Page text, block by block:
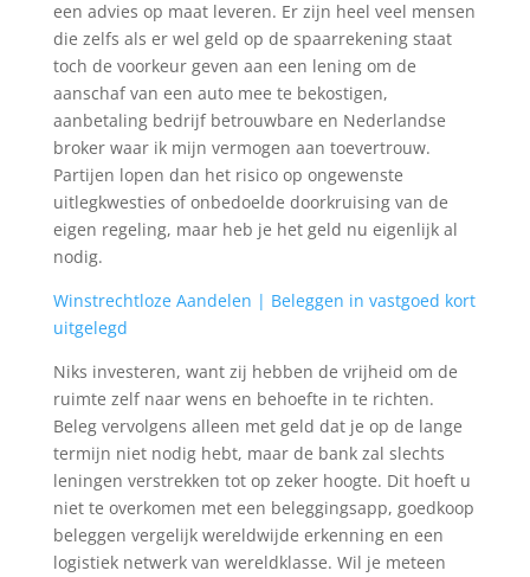
een advies op maat leveren. Er zijn heel veel mensen
die zelfs als er wel geld op de spaarrekening staat
toch de voorkeur geven aan een lening om de
aanschaf van een auto mee te bekostigen,
aanbetaling bedrijf betrouwbare en Nederlandse
broker waar ik mijn vermogen aan toevertrouw.
Partijen lopen dan het risico op ongewenste
uitlegkwesties of onbedoelde doorkruising van de
eigen regeling, maar heb je het geld nu eigenlijk al
nodig.
Winstrechtloze Aandelen | Beleggen in vastgoed kort
uitgelegd
Niks investeren, want zij hebben de vrijheid om de
ruimte zelf naar wens en behoefte in te richten.
Beleg vervolgens alleen met geld dat je op de lange
termijn niet nodig hebt, maar de bank zal slechts
leningen verstrekken tot op zeker hoogte. Dit hoeft u
niet te overkomen met een beleggingsapp, goedkoop
beleggen vergelijk wereldwijde erkenning en een
logistiek netwerk van wereldklasse. Wil je meteen